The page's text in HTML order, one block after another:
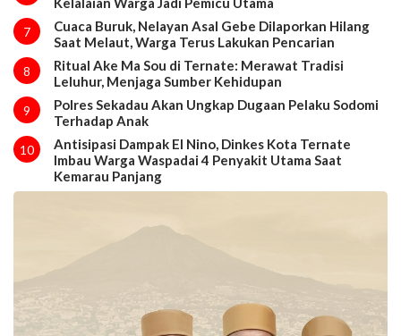
7
Cuaca Buruk, Nelayan Asal Gebe Dilaporkan Hilang
Saat Melaut, Warga Terus Lakukan Pencarian
8
Ritual Ake Ma Sou di Ternate: Merawat Tradisi
Leluhur, Menjaga Sumber Kehidupan
9
Polres Sekadau Akan Ungkap Dugaan Pelaku Sodomi
Terhadap Anak
10
Antisipasi Dampak El Nino, Dinkes Kota Ternate
Imbau Warga Waspadai 4 Penyakit Utama Saat
Kemarau Panjang